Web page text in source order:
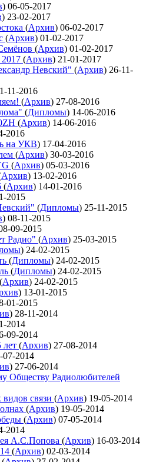
) 06-05-2017
) 23-02-2017
(Архив) 06-02-2017
(Архив) 01-02-2017
(Архив) 01-02-2017
(Архив) 21-01-2017
Невский" (Архив) 26-11-
11-2016
(Архив) 27-08-2016
(Дипломы) 14-06-2016
(Архив) 14-06-2016
2016
на УКВ) 17-04-2016
(Архив) 30-03-2016
(Архив) 05-03-2016
Архив) 13-02-2016
(Архив) 14-01-2016
2015
(Дипломы) 25-11-2015
) 08-11-2015
09-2015
Радио" (Архив) 25-03-2015
) 24-02-2015
(Дипломы) 24-02-2015
(Дипломы) 24-02-2015
(Архив) 24-02-2015
) 13-01-2015
01-2015
) 28-11-2014
2014
09-2014
(Архив) 27-08-2014
07-2014
) 27-06-2014
Обществу Радиолюбителей
связи (Архив) 19-05-2014
(Архив) 19-05-2014
(Архив) 07-05-2014
2014
А.С.Попова (Архив) 16-03-2014
(Архив) 02-03-2014